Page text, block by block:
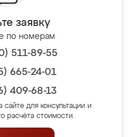
заявку
по номерам
511-89-55
665-24-01
409-68-13
сайте для консультации и
расчёта стоимости.